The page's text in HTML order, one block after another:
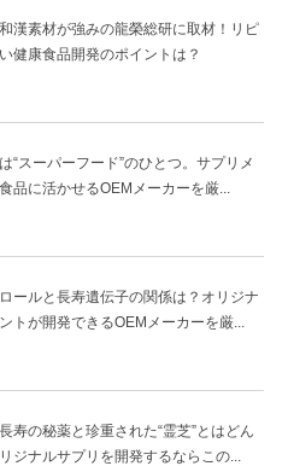
漢素材が強みの龍榮総研に取材！リピ
健康食品開発のポイントは？
“スーパーフード”のひとつ。サプリメ
品に活かせるOEMメーカーを厳...
ールと長寿遺伝子の関係は？オリジナ
トが開発できるOEMメーカーを厳...
寿の秘薬と珍重された“霊芝”とはどん
ジナルサプリを開発するならこの...